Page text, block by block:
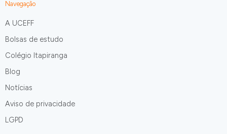
Navegação
A UCEFF
Bolsas de estudo
Colégio Itapiranga
Blog
Notícias
Aviso de privacidade
LGPD